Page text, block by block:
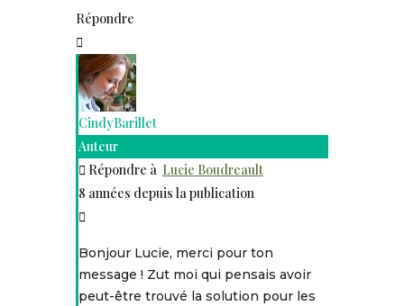
Répondre
CindyBarillet
Auteur
Répondre à Lucie Boudreault
8 années depuis la publication
Bonjour Lucie, merci pour ton
message ! Zut moi qui pensais avoir
peut-être trouvé la solution pour les